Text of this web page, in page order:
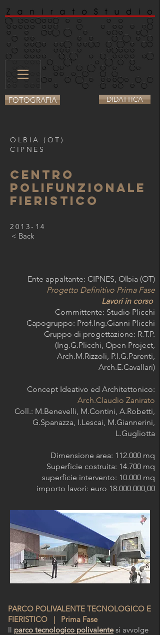
FOTOGRAFIA DIDATTICA
OLBIA (OT)
CIPNES
CENTRO
polifunzionale
fieristico
2013-14
< Back
Ente appaltante: CIPNES, Olbia (OT)
Progetto Definitivo Prima Fase
Lavori in corso
Committente: Studio Plicchi
Capogruppo: Prof.Ing.Gianni Plicchi
Gruppo di progettazione: R.T.P.
(Ing.G.Plicchi, Open Project,
Arch.M.Rizzoli, P.I.G.Parenti,
Arch.E.Cavallari)
Concept Ideativo ed Architettonico:
Arch.Claudio Zanirato
Coll.: M.Benevelli, M.Contini, A.Robetti,
G.Spanazza, I.Lescai, M.Giannerini,
L.Gugliotta
Dimensione area: 112.000 mq
Superficie costruita: 14.700 mq
superficie intervento: 10.000 mq
importo lavori: euro 18.000.000,00
PARCO POLIVALENTE TECNOLOGICO E
FIERISTICO | Prima Fase
Il parco tecnologico polivalente si avvolge